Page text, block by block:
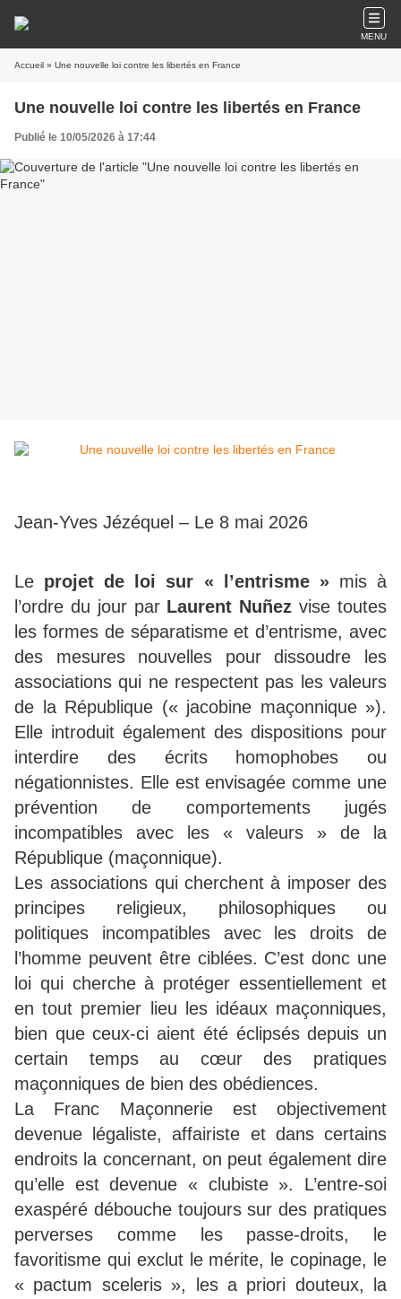
MENU
Accueil » Une nouvelle loi contre les libertés en France
Une nouvelle loi contre les libertés en France
Publié le 10/05/2026 à 17:44
Jean-Yves Jézéquel – Le 8 mai 2026
Le projet de loi sur « l’entrisme »mis à
l’ordre du jour par Laurent Nuñez vise toutes
les formes de séparatisme et d’entrisme, avec
des mesures nouvelles pour dissoudre les
associations qui ne respectent pas les valeurs
de la République (« jacobine maçonnique »).
Elle introduit également des dispositions pour
interdire des écrits homophobes ou
négationnistes. Elle est envisagée comme une
prévention de comportements jugés
incompatibles avec les « valeurs » de la
République (maçonnique).
Les associations qui cherchent à imposer des
principes religieux, philosophiques ou
politiques incompatibles avec les droits de
l’homme peuvent être ciblées. C’est donc une
loi qui cherche à protéger essentiellement et
en tout premier lieu les idéaux maçonniques,
bien que ceux-ci aient été éclipsés depuis un
certain temps au cœur des pratiques
maçonniques de bien des obédiences.
La Franc Maçonnerie est objectivement
devenue légaliste, affairiste et dans certains
endroits la concernant, on peut également dire
qu’elle est devenue « clubiste ». L’entre-soi
exaspéré débouche toujours sur des pratiques
perverses comme les passe-droits, le
favoritisme qui exclut le mérite, le copinage, le
« pactum sceleris », les a priori douteux, la